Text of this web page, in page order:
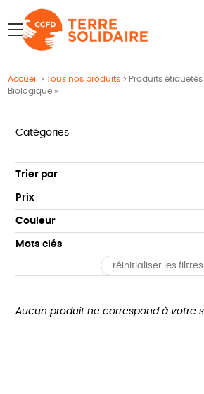
menu
Accueil >Tous nos produits > Produits
Biologique »
Catégories
ÉQUITABLE
ÉPICERIE
MAISON
ACCESSOIRES
BIEN-ÊTRE
Trier par
Par défaut
Popularité
Prix : du - cher au + cher
Prix : du + cher au - cher
Prix
Tous
0 € - 50 €
Plus de 200€
Couleur
Blanc Pur
vert
vert amande violet
Mots clés
Fabriqué en France Agriculture
réinitialiser les filtres
Aucun produit ne correspond à votre